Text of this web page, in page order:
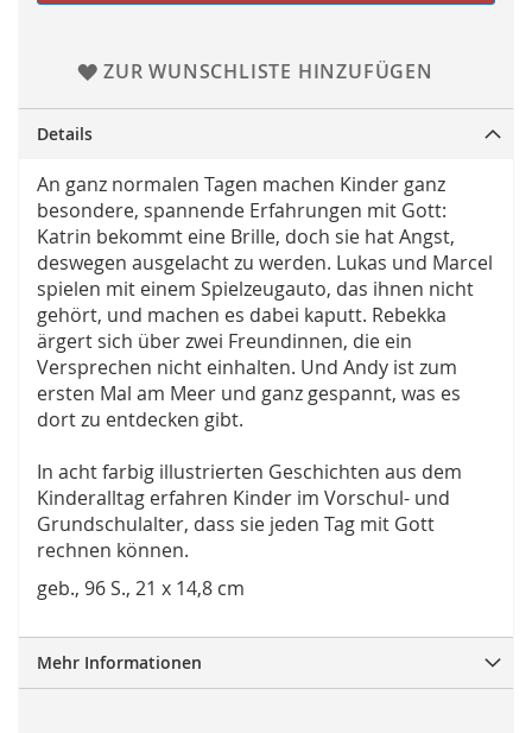
ZUR WUNSCHLISTE HINZUFÜGEN
Details
An ganz normalen Tagen machen Kinder ganz
besondere, spannende Erfahrungen mit Gott:
Katrin bekommt eine Brille, doch sie hat Angst,
deswegen ausgelacht zu werden. Lukas und Marcel
spielen mit einem Spielzeugauto, das ihnen nicht
gehört, und machen es dabei kaputt. Rebekka
ärgert sich über zwei Freundinnen, die ein
Versprechen nicht einhalten. Und Andy ist zum
ersten Mal am Meer und ganz gespannt, was es
dort zu entdecken gibt.
In acht farbig illustrierten Geschichten aus dem
Kinderalltag erfahren Kinder im Vorschul- und
Grundschulalter, dass sie jeden Tag mit Gott
rechnen können.
geb., 96 S., 21 x 14,8 cm
Mehr Informationen